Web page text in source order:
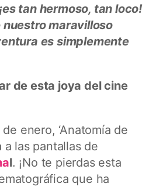
tan hermoso, tan loco!
nuestro maravilloso
es simplemente
de esta joya del cine
enero, ‘Anatomía de
a las pantallas de
l. ¡No te pierdas esta
que ha